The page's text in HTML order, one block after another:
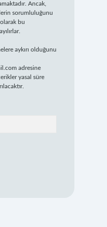
Ancak,
sorumluluğunu
bu
aykırı olduğunu
adresine
yasal süre